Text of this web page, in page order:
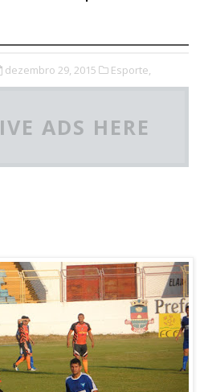
dezembro 29, 2015 Esporte,
ADS HERE